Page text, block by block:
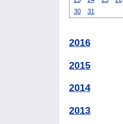
30
31
2016
2015
2014
2013